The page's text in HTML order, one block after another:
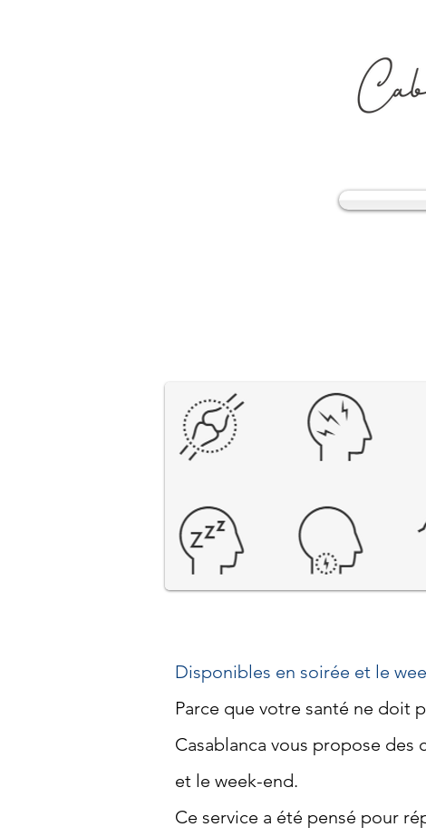
Disponibles en soirée et le
Parce que votre santé ne doit
Casablanca vous propose
et le week-end.
Ce service a été pensé pour